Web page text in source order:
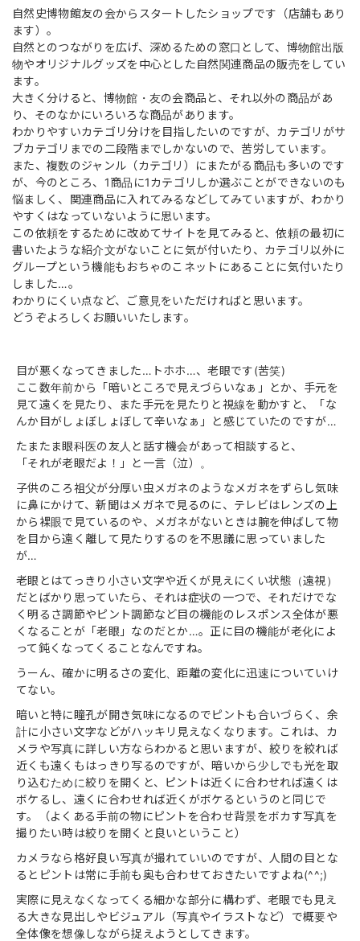
自然史博物館友の会からスタートしたショップです（店舗もあり
ます）。
自然とのつながりを広げ、深めるための窓口として、博物館出版
物やオリジナルグッズを中心とした自然関連商品の販売をしてい
ます。
大きく分けると、博物館・友の会商品と、それ以外の商品があ
り、そのなかにいろいろな商品があります。
わかりやすいカテゴリ分けを目指したいのですが、カテゴリがサ
ブカテゴリまでの二段階までしかないので、苦労しています。
また、複数のジャンル（カテゴリ）にまたがる商品も多いのです
が、今のところ、1商品に1カテゴリしか選ぶことができないのも
悩ましく、関連商品に入れてみるなどしてみていますが、わかり
やすくはなっていないように思います。
この依頼をするために改めてサイトを見てみると、依頼の最初に
書いたような紹介文がないことに気が付いたり、カテゴリ以外に
グループという機能もおちゃのこネットにあることに気付いたり
しました…。
わかりにくい点など、ご意見をいただければと思います。
どうぞよろしくお願いいたします。
目が悪くなってきました…トホホ…、老眼です(苦笑)
ここ数年前から「暗いところで見えづらいなぁ」とか、手元を
見て遠くを見たり、また手元を見たりと視線を動かすと、「な
んか目がしょぼしょぼして辛いなぁ」と感じていたのですが…
たまたま眼科医の友人と話す機会があって相談すると、
「それが老眼だよ！」と一言（泣）。
子供のころ祖父が分厚い虫メガネのようなメガネをずらし気味
に鼻にかけて、新聞はメガネで見るのに、テレビはレンズの上
から裸眼で見ているのや、メガネがないときは腕を伸ばして物
を目から遠く離して見たりするのを不思議に思っていました
が…
老眼とはてっきり小さい文字や近くが見えにくい状態（遠視）
だとばかり思っていたら、それは症状の一つで、それだけでな
く明るさ調節やピント調節など目の機能のレスポンス全体が悪
くなることが「老眼」なのだとか…。正に目の機能が老化によ
って鈍くなってくることなんですね。
うーん、確かに明るさの変化、距離の変化に迅速についていけ
てない。
暗いと特に瞳孔が開き気味になるのでピントも合いづらく、余
計に小さい文字などがハッキリ見えなくなります。これは、カ
メラや写真に詳しい方ならわかると思いますが、絞りを絞れば
近くも遠くもはっきり写るのですが、暗いから少しでも光を取
り込むために絞りを開くと、ピントは近くに合わせれば遠くは
ボケるし、遠くに合わせれば近くがボケるというのと同じで
す。（よくある手前の物にピントを合わせ背景をボカす写真を
撮りたい時は絞りを開くと良いということ）
カメラなら格好良い写真が撮れていいのですが、人間の目とな
るとピントは常に手前も奥も合わせておきたいですよね(^^;)
実際に見えなくなってくる細かな部分に構わず、老眼でも見え
る大きな見出しやビジュアル（写真やイラストなど）で概要や
全体像を想像しながら捉えようとしてきます。